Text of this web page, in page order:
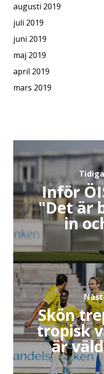
augusti 2019
juli 2019
juni 2019
maj 2019
april 2019
mars 2019
Inför
"Det är
in
Skön
tropisk
är